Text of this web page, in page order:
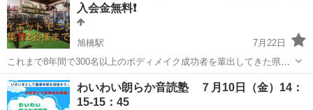
入会金無料❗️
旭橋駅
7月22日
これまで8年間で300名以上のボディメイク成功者を輩出してきた県内
屈指のパーソナルジムがダイエットモニターを募集します！ これまで
正規のお客様で満員でしたので募集を停止していましたが、新しいト
レーナーの加入につき再募集になり...
沖縄 那覇市 旭橋駅 その他 パーソナルトレーニング
わいわい朗らか音読塾 ７月10日（金）14：
15-15：45